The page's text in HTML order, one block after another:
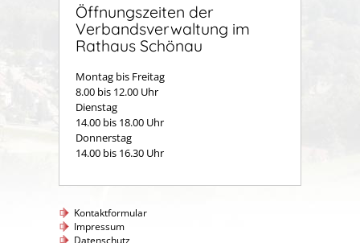
Öffnungszeiten der
Verbandsverwaltung im
Rathaus Schönau
Montag bis Freitag
8.00 bis 12.00 Uhr
Dienstag
14.00 bis 18.00 Uhr
Donnerstag
14.00 bis 16.30 Uhr
Kontaktformular
Impressum